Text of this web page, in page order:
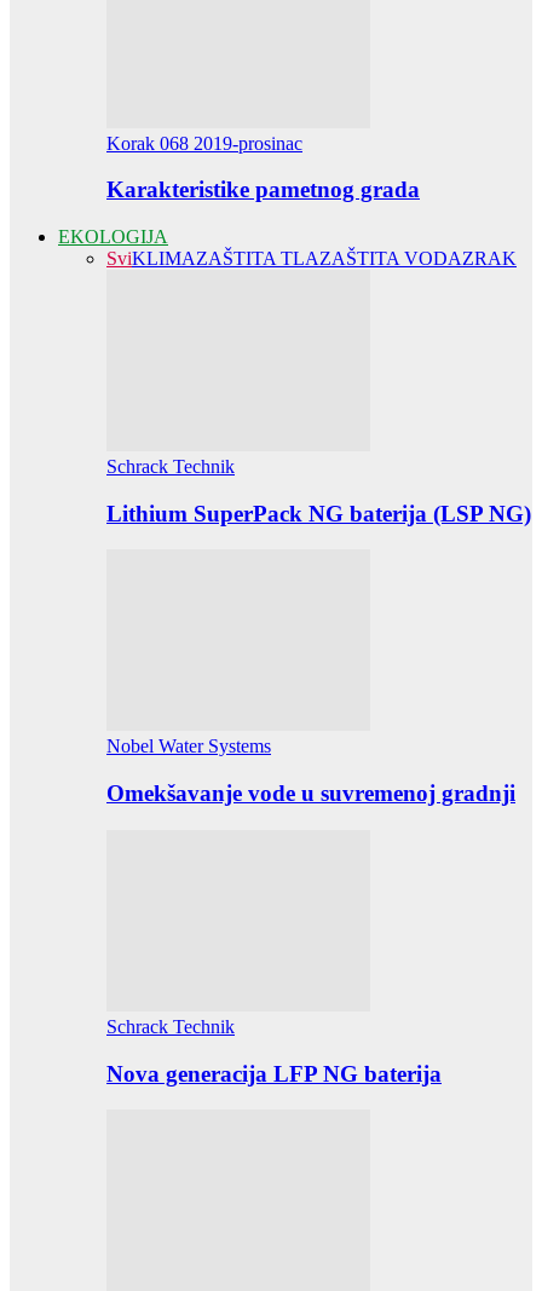
Korak 068 2019-prosinac
Karakteristike pametnog grada
EKOLOGIJA
SviKLIMAZAŠTITA TLAZAŠTITA VODAZRAK
Schrack Technik
Lithium SuperPack NG baterija (LSP NG)
Nobel Water Systems
Omekšavanje vode u suvremenoj gradnji
Schrack Technik
Nova generacija LFP NG baterija